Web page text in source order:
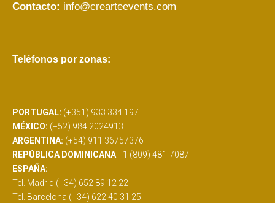
Contacto: info@crearteevents.com
Teléfonos por zonas:
PORTUGAL: (+351) 933 334 197
MÉXICO: (+52) 984 2024913
ARGENTINA: (+54) 911 36757376
REPÚBLICA DOMINICANA+1 (809) 481-7087
ESPAÑA:
Tel. Madrid (+34) 652 89 12 22
Tel. Barcelona (+34) 622 40 31 25